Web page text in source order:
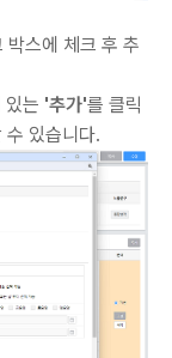
박스에 체크 후 추
있는 '추가'를 클릭
수 있습니다.